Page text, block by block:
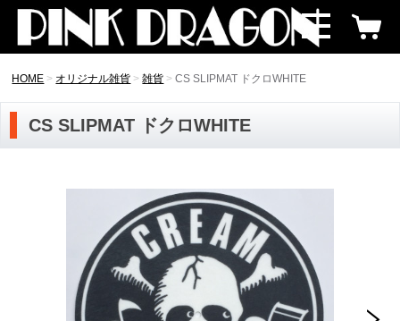
HOME オリジナル雑貨 雑貨 CS SLIPMAT ドクロWHITE
CS SLIPMAT ドクロWHITE